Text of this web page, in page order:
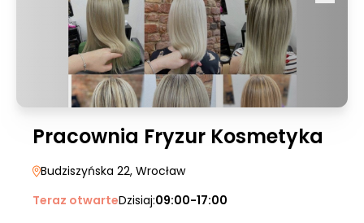
Pracownia Fryzur Kosmetyka
Budziszyńska 22, Wrocław
Teraz otwarteDzisiaj:09:00-17:00